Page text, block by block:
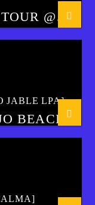
@
CAFE
JABLE LPA]
BEACH